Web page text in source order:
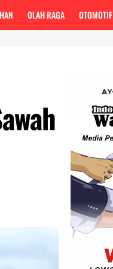
OLAH RAGA OTOMOTIF